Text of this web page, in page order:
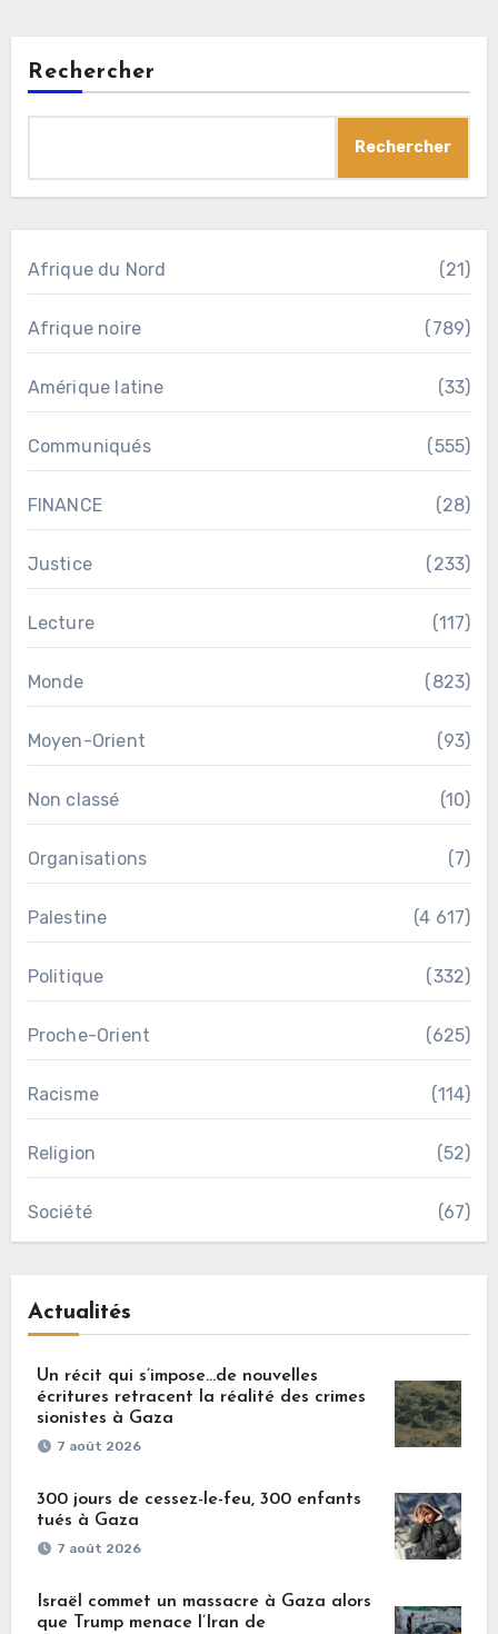
Rechercher
Rechercher
Afrique du Nord (21)
Afrique noire (789)
Amérique latine (33)
Communiqués (555)
FINANCE (28)
Justice (233)
Lecture (117)
Monde (823)
Moyen-Orient (93)
Non classé (10)
Organisations (7)
Palestine (4 617)
Politique (332)
Proche-Orient (625)
Racisme (114)
Religion (52)
Société (67)
Actualités
Un récit qui s’impose…de nouvelles
écritures retracent la réalité des crimes
sionistes à Gaza
7 août 2026
300 jours de cessez-le-feu, 300 enfants
tués à Gaza
7 août 2026
Israël commet un massacre à Gaza alors
que Trump menace l’Iran de